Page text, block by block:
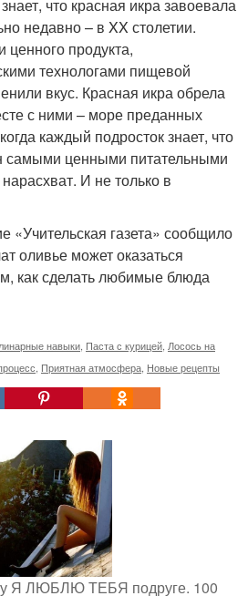
что красная икра завоевала
недавно – в XX столетии.
продукта,
технологами пищевой
вкус. Красная икра обрела
с ними – море преданных
каждый подросток знает, что
самыми ценными питательными
И не только в
«Учительская газета» сообщило
оливье может оказаться
как сделать любимые блюда
навыки, Паста с курицей, Лосось на
, Приятная атмосфера, Новые рецепты
Я ЛЮБЛЮ ТЕБЯ подруге. 100